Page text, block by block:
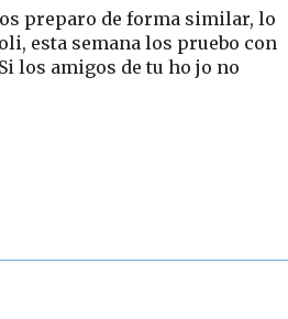
preparo de forma similar, lo
esta semana los pruebo con
los amigos de tu ho jo no